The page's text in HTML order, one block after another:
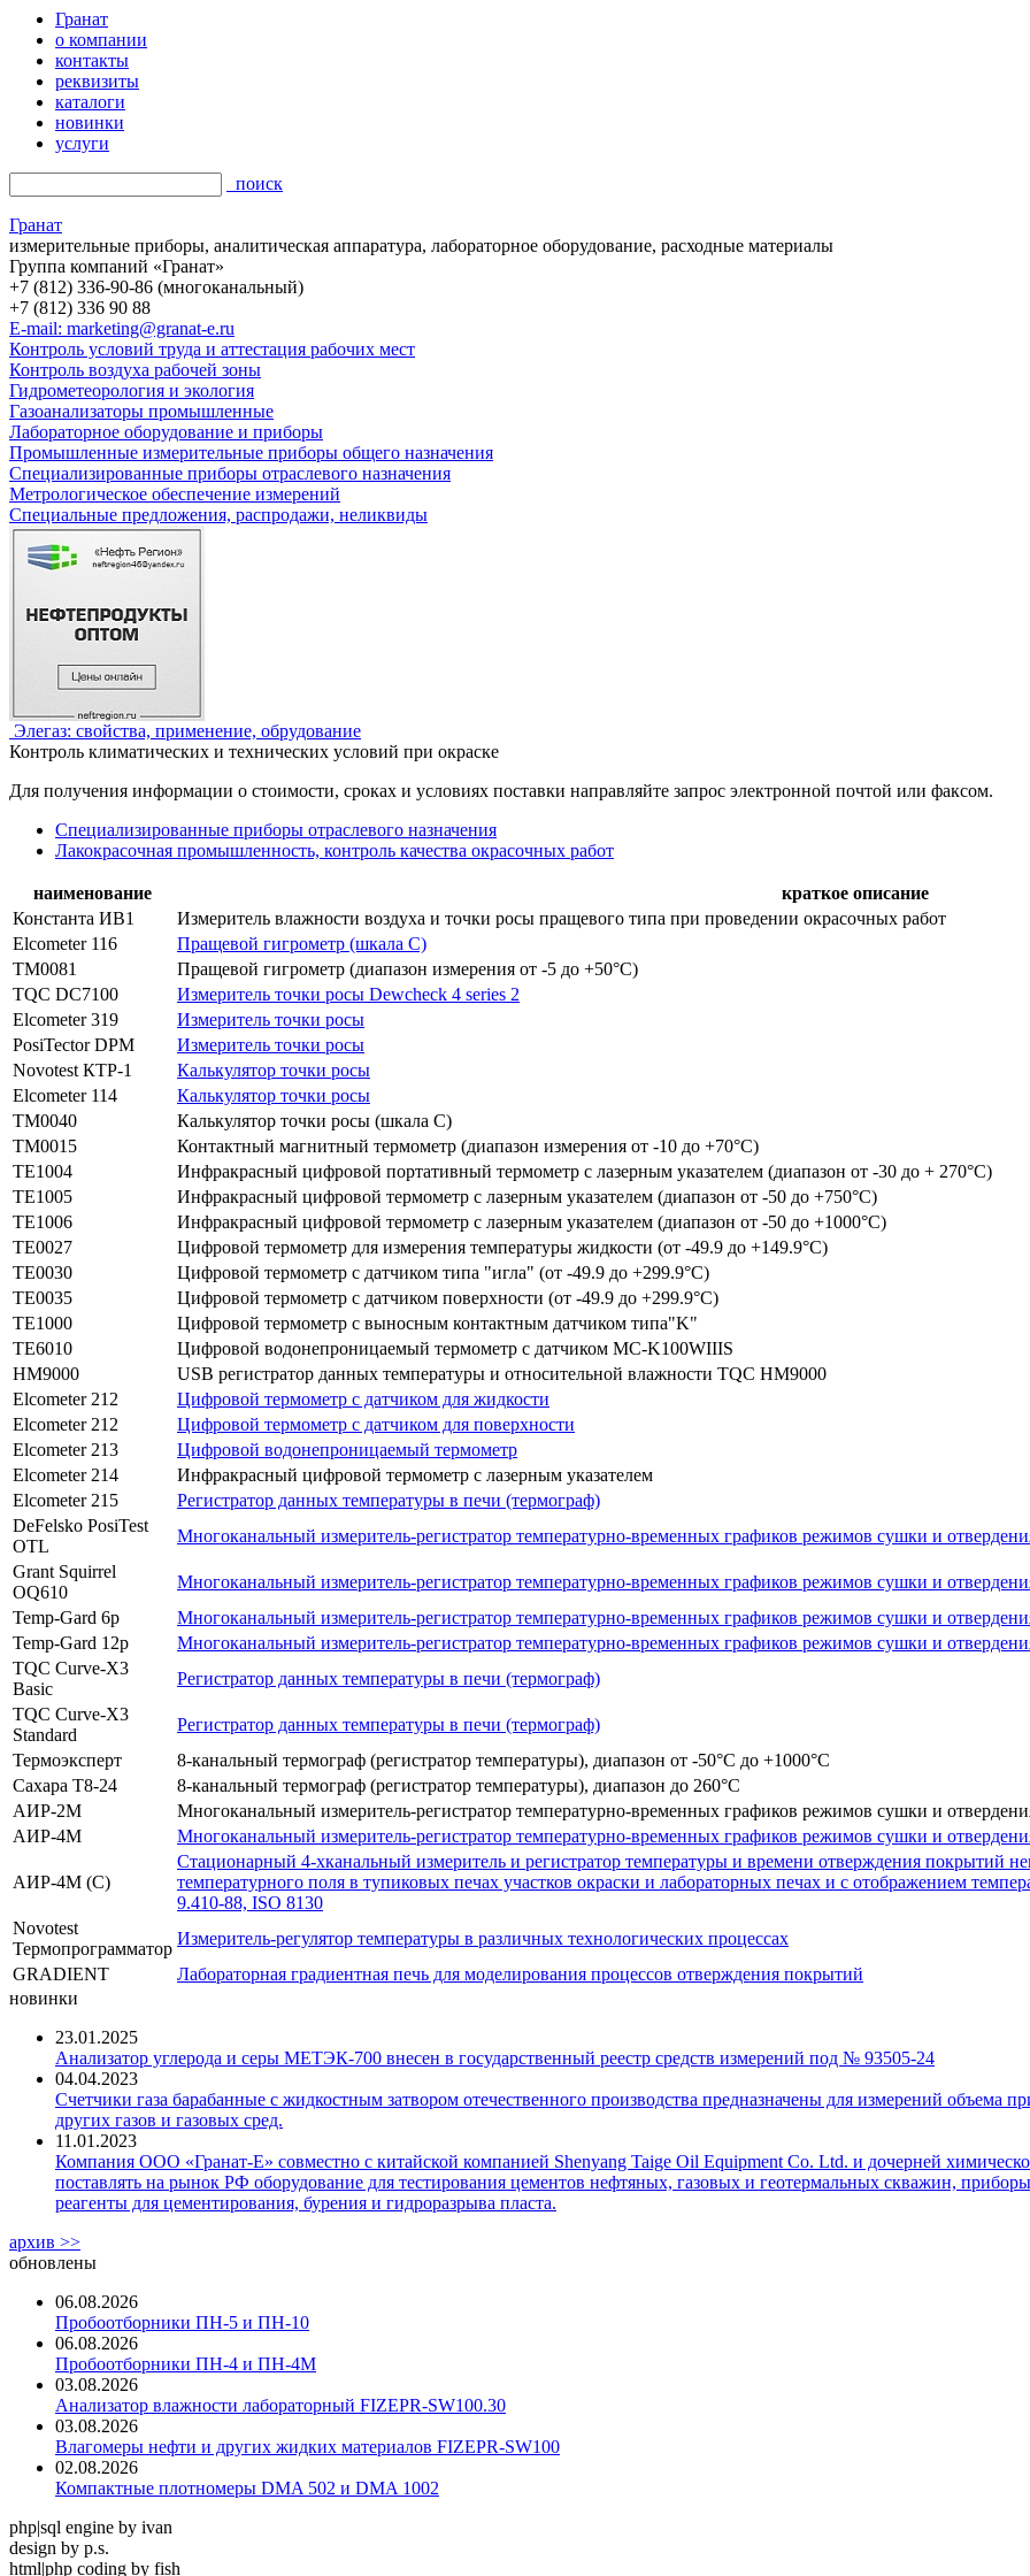
Гранат
о компании
контакты
реквизиты
каталоги
новинки
услуги
поиск
Гранат
измерительные приборы, аналитическая аппаратура, лабораторное оборудование, расходные материалы
Группа компаний «Гранат»
+7 (812) 336-90-86 (многоканальный)
+7 (812) 336 90 88
E-mail: marketing@granat-e.ru
Контроль условий труда и аттестация рабочих мест
Контроль воздуха рабочей зоны
Гидрометеорология и экология
Газоанализаторы промышленные
Лабораторное оборудование и приборы
Промышленные измерительные приборы общего назначения
Специализированные приборы отраслевого назначения
Метрологическое обеспечение измерений
Специальные предложения, распродажи, неликвиды
Элегаз: свойства, применение, обрудование
Контроль климатических и технических условий при окраске
Для получения информации о стоимости, сроках и условиях поставки направляйте запрос электронной почтой или факсом.
Специализированные приборы отраслевого назначения
Лакокрасочная промышленность, контроль качества окрасочных работ
наименование
краткое описание
Константа ИВ1
Измеритель влажности воздуха и точки росы пращевого типа при проведении окрасочных работ
Elcometer 116
Пращевой гигрометр (шкала C)
TM0081
Пращевой гигрометр (диапазон измерения от -5 до +50°C)
TQC DC7100
Измеритель точки росы Dewcheck 4 series 2
Elcometer 319
Измеритель точки росы
PosiTector DPM
Измеритель точки росы
Novotest КТР-1
Калькулятор точки росы
Elcometer 114
Калькулятор точки росы
TM0040
Калькулятор точки росы (шкала C)
TM0015
Контактный магнитный термометр (диапазон измерения от -10 до +70°C)
TE1004
Инфракрасный цифровой портативный термометр с лазерным указателем (диапазон от -30 до + 270°C)
TE1005
Инфракрасный цифровой термометр с лазерным указателем (диапазон от -50 до +750°C)
TE1006
Инфракрасный цифровой термометр с лазерным указателем (диапазон от -50 до +1000°C)
TE0027
Цифровой термометр для измерения температуры жидкости (от -49.9 до +149.9°C)
TE0030
Цифровой термометр с датчиком типа "игла" (от -49.9 до +299.9°C)
TE0035
Цифровой термометр с датчиком поверхности (от -49.9 до +299.9°C)
TE1000
Цифровой термометр с выносным контактным датчиком типа"K"
TE6010
Цифровой водонепроницаемый термометр с датчиком MC-K100WIIIS
HM9000
USB регистратор данных температуры и относительной влажности TQC HM9000
Elcometer 212
Цифровой термометр с датчиком для жидкости
Elcometer 212
Цифровой термометр с датчиком для поверхности
Elcometer 213
Цифровой водонепроницаемый термометр
Elcometer 214
Инфракрасный цифровой термометр с лазерным указателем
Elcometer 215
Регистратор данных температуры в печи (термограф)
DeFelsko PosiTest
OTL
Многоканальный измеритель-регистратор температурно-временных графиков режимов сушки и
Grant Squirrel
OQ610
Многоканальный измеритель-регистратор температурно-временных графиков режимов сушки и
Temp-Gard 6p
Многоканальный измеритель-регистратор температурно-временных графиков режимов сушки и
Temp-Gard 12p
Многоканальный измеритель-регистратор температурно-временных графиков режимов сушки и
TQC Curve-X3
Basic
Регистратор данных температуры в печи (термограф)
TQC Curve-X3
Standard
Регистратор данных температуры в печи (термограф)
Термоэксперт
8-канальный термограф (регистратор температуры), диапазон от -50°C до +1000°C
Сахара Т8-24
8-канальный термограф (регистратор температуры), диапазон до 260°C
АИР-2М
Многоканальный измеритель-регистратор температурно-временных графиков режимов сушки и
АИР-4М
Многоканальный измеритель-регистратор температурно-временных графиков режимов сушки и
АИР-4М (С)
Стационарный 4-хканальный измеритель и регистратор температуры и времени отверждения покрытий
температурного поля в тупиковых печах участков окраски и лабораторных печах и с отображением
9.410-88, ISO 8130
Novotest
Термопрограмматор
Измеритель-регулятор температуры в различных технологических процессах
GRADIENT
Лабораторная градиентная печь для моделирования процессов отверждения покрытий
новинки
23.01.2025
Анализатор углерода и серы МЕТЭК-700 внесен в государственный реестр средств измерений под № 93505-24
04.04.2023
Счетчики газа барабанные с жидкостным затвором отечественного производства предназначены для измерений объема
других газов и газовых сред.
11.01.2023
Компания ООО «Гранат-Е» совместно с китайской компанией Shenyang Taige Oil Equipment Co. Ltd. и дочерней
поставлять на рынок РФ оборудование для тестирования цементов нефтяных, газовых и геотермальных скважин,
реагенты для цементирования, бурения и гидроразрыва пласта.
архив >>
обновлены
06.08.2026
Пробоотборники ПН-5 и ПН-10
06.08.2026
Пробоотборники ПН-4 и ПН-4М
03.08.2026
Анализатор влажности лабораторный FIZEPR-SW100.30
03.08.2026
Влагомеры нефти и других жидких материалов FIZEPR-SW100
02.08.2026
Компактные плотномеры DMA 502 и DMA 1002
php|sql engine by ivan
design by p.s.
html|php coding by fish